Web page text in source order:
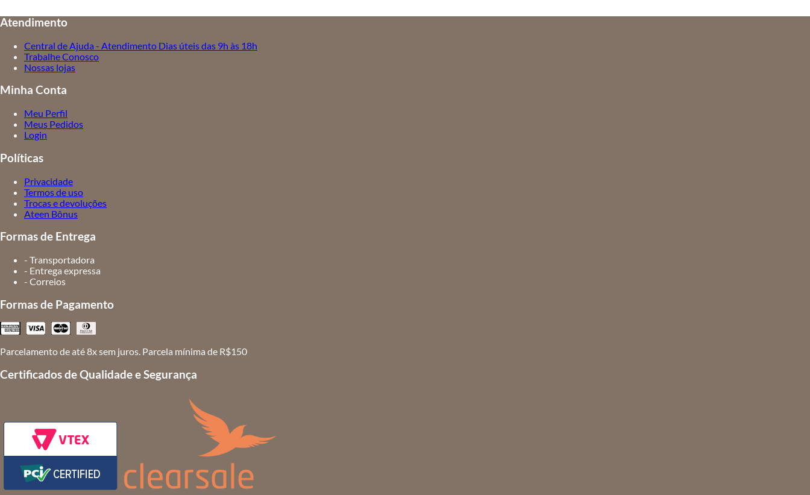
Atendimento
Central de Ajuda - Atendimento Dias úteis das 9h às 18h
Trabalhe Conosco
Nossas lojas
Minha Conta
Meu Perfil
Meus Pedidos
Login
Políticas
Privacidade
Termos de uso
Trocas e devoluções
Ateen Bônus
Formas de Entrega
- Transportadora
- Entrega expressa
- Correios
Formas de Pagamento
Parcelamento de até 8x sem juros. Parcela mínima de R$150
Certificados de Qualidade e Segurança